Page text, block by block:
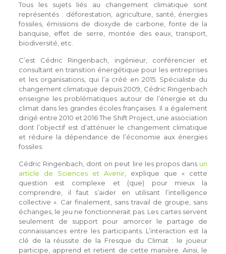
Tous les sujets liés au changement climatique sont
représentés : déforestation, agriculture, santé, énergies
fossiles, émissions de dioxyde de carbone, fonte de la
banquise, effet de serre, montée des eaux, transport,
biodiversité, etc.
C’est Cédric Ringenbach, ingénieur, conférencier et
consultant en transition énergétique pour les entreprises
et les organisations, qui l’a créé en 2015. Spécialiste du
changement climatique depuis 2009, Cédric Ringenbach
enseigne les problématiques autour de l’énergie et du
climat dans les grandes écoles françaises. Il a également
dirigé entre 2010 et 2016 The Shift Project, une association
dont l’objectif est d’atténuer le changement climatique
et réduire la dépendance de l’économie aux énergies
fossiles.
Cédric Ringenbach, dont on peut lire les propos dans un
article de Sciences et Avenir, explique que « cette
question est complexe et (que) pour mieux la
comprendre, il faut s’aider en utilisant l’intelligence
collective ». Car finalement, sans travail de groupe, sans
échanges, le jeu ne fonctionnerait pas. Les cartes servent
seulement de support pour amorcer le partage de
connaissances entre les participants. L’interaction est la
clé de la réussite de la Fresque du Climat : le joueur
participe, apprend et retient de cette manière. Ainsi, le